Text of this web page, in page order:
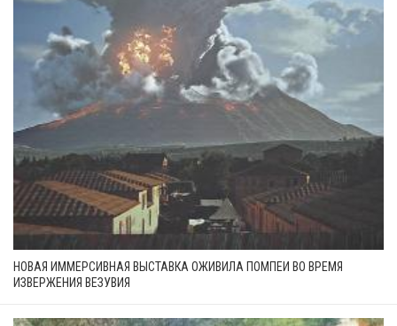
НОВАЯ ИММЕРСИВНАЯ ВЫСТАВКА ОЖИВИЛА ПОМПЕИ ВО ВРЕМЯ
ИЗВЕРЖЕНИЯ ВЕЗУВИЯ